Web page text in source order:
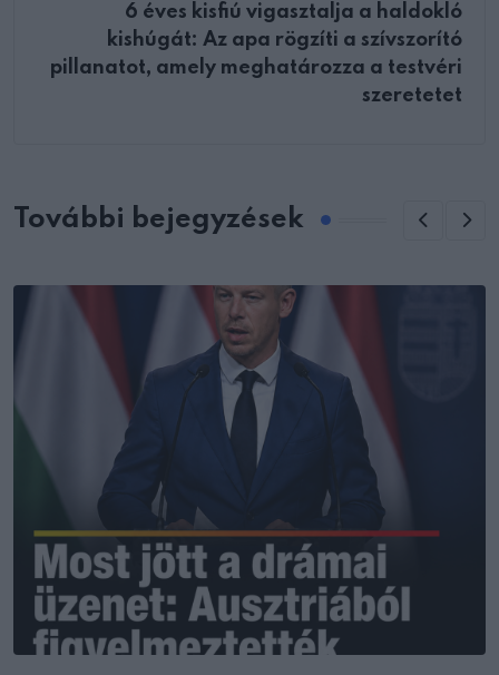
6 éves kisfiú vigasztalja a haldokló
kishúgát: Az apa rögzíti a szívszorító
pillanatot, amely meghatározza a testvéri
szeretetet
További bejegyzések